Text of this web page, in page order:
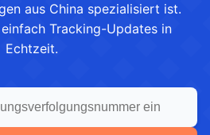
aus China spezialisiert ist.
Tracking-Updates in
Echtzeit.